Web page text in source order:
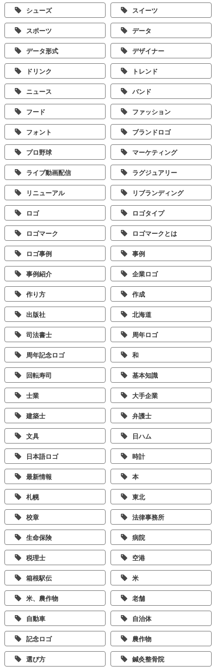
シューズ スイーツ
スポーツ データ
データ形式 デザイナー
ドリンク トレンド
ニュース バンド
フード ファッション
フォント ブランドロゴ
プロ野球 マーケティング
ライブ動画配信 ラグジュアリー
リニューアル リブランディング
ロゴ ロゴタイプ
ロゴマーク ロゴマークとは
ロゴ事例 事例
事例紹介 企業ロゴ
作り方 作成
出版社 北海道
司法書士 周年ロゴ
周年記念ロゴ 和
回転寿司 基本知識
士業 大手企業
建築士 弁護士
文具 日ハム
日本語ロゴ 時計
最新情報 本
札幌 東北
校章 法律事務所
生命保険 病院
税理士 空港
箱根駅伝 米
米、農作物 老舗
自動車 自治体
記念ロゴ 農作物
選び方 鍼灸整骨院